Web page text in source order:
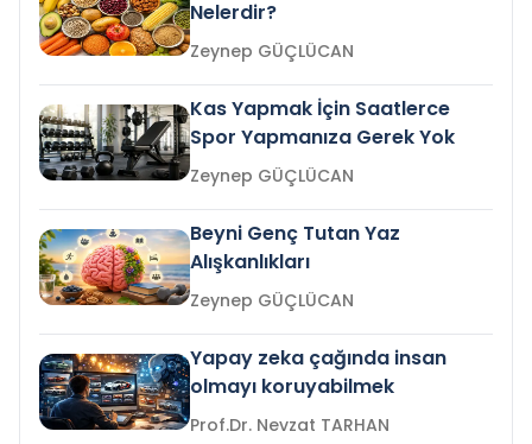
Nelerdir?
Zeynep GÜÇLÜCAN
Kas Yapmak İçin Saatlerce
Spor Yapmanıza Gerek Yok
Zeynep GÜÇLÜCAN
Beyni Genç Tutan Yaz
Alışkanlıkları
Zeynep GÜÇLÜCAN
Yapay zeka çağında insan
olmayı koruyabilmek
Prof.Dr. Nevzat TARHAN